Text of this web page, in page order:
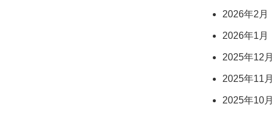
2026年2月
2026年1月
2025年12月
2025年11月
2025年10月